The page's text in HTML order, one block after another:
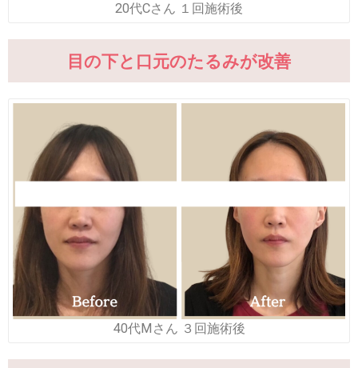
20代Cさん １回施術後
目の下と口元のたるみが改善
40代Mさん ３回施術後